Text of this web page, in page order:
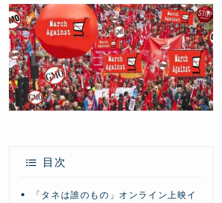
目次
「タネは誰のもの」オンライン上映イ